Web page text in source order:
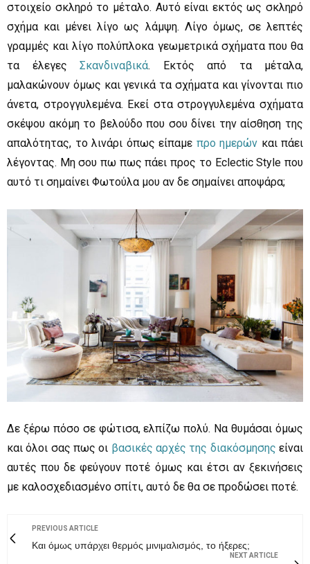
στοιχείο σκληρό το μέταλο. Αυτό είναι εκτός ως σκληρό
σχήμα και μένει λίγο ως λάμψη. Λίγο όμως, σε λεπτές
γραμμές και λίγο πολύπλοκα γεωμετρικά σχήματα που θα
τα έλεγες Σκανδιναβικά. Εκτός από τα μέταλα,
μαλακώνουν όμως και γενικά τα σχήματα και γίνονται πιο
άνετα, στρογγυλεμένα. Eκεί στα στρογγυλεμένα σχήματα
σκέψου ακόμη το βελούδο που σου δίνει την αίσθηση της
απαλότητας, το λινάρι όπως είπαμε προ ημερών και πάει
λέγοντας. Μη σου πω πως πάει προς το Eclectic Style που
αυτό τι σημαίνει Φωτούλα μου αν δε σημαίνει αποψάρα;
Δε ξέρω πόσο σε φώτισα, ελπίζω πολύ. Να θυμάσαι όμως
και όλοι σας πως οι βασικές αρχές της διακόσμησης είναι
αυτές που δε φεύγουν ποτέ όμως και έτσι αν ξεκινήσεις
με καλοσχεδιασμένο σπίτι, αυτό δε θα σε προδώσει ποτέ.
PREVIOUS ARTICLE
Και όμως υπάρχει θερμός μινιμαλισμός, το ήξερες;
NEXT ARTICLE